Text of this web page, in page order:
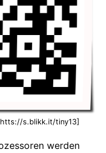
htts://s.blikk.it/tiny13]
werden